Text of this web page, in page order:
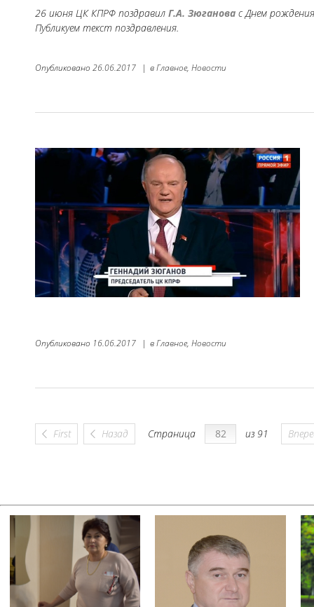
26 июня ЦК КПРФ поздравил Г.А. Зюганова с Днем
Публикуем текст поздравления.
Опубликовано 26.06.2017 | вГлавное, Новости
Опубликовано 16.06.2017 | вГлавное, Новости
First Назад Страница из 91